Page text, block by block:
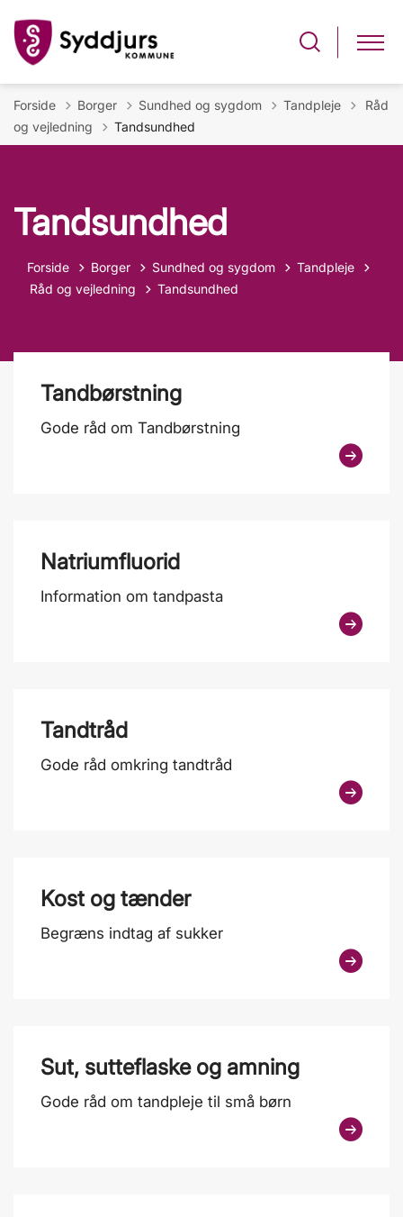
Forside Borger Sundhed og sygdom Tandpleje
Råd
og vejledning
Tandsundhed
Tandsundhed
Forside Borger Sundhed og sygdom
Tandpleje
Tilbage til
Råd og vejledning Tandsundhed
Tandbørstning
Gode råd om Tandbørstning
Natriumfluorid
Information om tandpasta
Tandtråd
Gode råd omkring tandtråd
Kost og tænder
Begræns indtag af sukker
Sut, sutteflaske og amning
Gode råd om tandpleje til små børn